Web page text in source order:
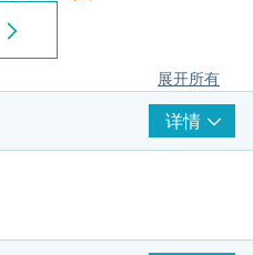
展开所有
详情